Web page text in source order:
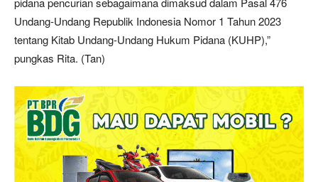
Undang-Undang Republik Indonesia Nomor 1 Tahun 2023
tentang Kitab Undang-Undang Hukum Pidana (KUHP),”
pungkas Rita. (Tan)